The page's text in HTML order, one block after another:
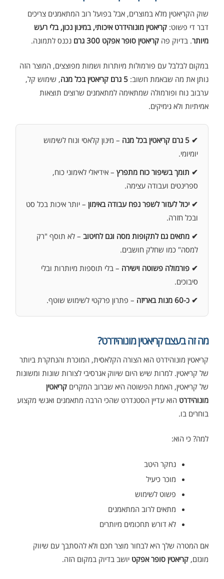
שוק הקריאטין מלא במוצרים, אבל בפועל רוב המתאמנים צריכים
דבר די פשוט: קריאטין מונוהידרט איכותי, במינון נכון, בלי רעש
מיותר. בדיוק פה קריאטין סופר אפקט 300 גרם נכנס לתמונה.
במקום לבלבל עם פורמולות מיותרות ושמות מפוצצים, המוצר הזה
נותן את מה שבאמת חשוב: 5 גרם קריאטין בכל מנה
, שימוש קל,
ערבוב נוח ופורמולה שמתאימה למתאמנים שרוצים תוצאות
אמיתיות ולא גימיקים.
✔ 5 גרם קריאטין בכל מנה
– מינון קלאסי ונוח לשימוש
יומיומי.
✔ תומך בשיפור כוח מתפרץ – אידיאלי לאימוני כוח,
ספרינטים ועבודה עצימה.
✔ יכול לעזור לשפר נפח עבודה באימון – יותר איכות בכל סט
ובכל חזרה.
✔ מתאים גם לתקופות מסה וגם לחיטוב – לא תוסף "רק
למסה" כמו שחלק חושבים.
✔ פורמולה פשוטה וישירה – בלי תוספות מיותרות ובלי
סיבוכים.
✔ כ-60 מנות באריזה
– פתרון פרקטי לשימוש שוטף.
מה זה בעצם קריאטין מונוהידרט?
קריאטין מונוהידרט הוא הצורה הקלאסית, המוכרת והנחקרת ביותר
של קריאטין. למרות שיש היום שיווק אגרסיבי לצורות שונות ומשונות
של קריאטין, האמת הפשוטה היא שברוב המקרים קריאטין
מונוהידרט הוא עדיין הסטנדרט שהכי הרבה מתאמנים ואנשי מקצוע
בוחרים בו.
למה? כי הוא:
נחקר היטב
מוכר כיעיל
פשוט לשימוש
מתאים לרוב המתאמנים
לא דורש תחכומים מיותרים
אם המטרה שלך היא לבחור מוצר חכם ולא להסתבך עם שיווק
מוגזם, קריאטין סופר אפקט יושב בדיוק במקום הזה.